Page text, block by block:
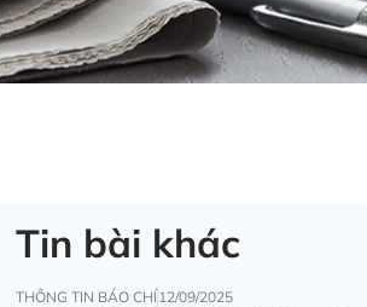
Tin bài khác
THÔNG TIN BÁO CHÍ12/09/2025